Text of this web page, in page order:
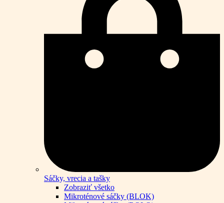
Sáčky, vrecia a tašky
Zobraziť všetko
Mikroténové sáčky (BLOK)